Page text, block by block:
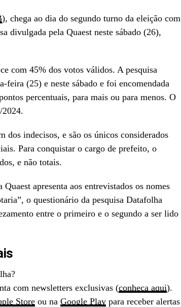
), chega ao dia do segundo turno da eleição com
divulgada pela Quaest neste sábado (26),
com 45% dos votos válidos. A pesquisa
feira (25) e neste sábado e foi encomendada
percentuais, para mais ou para menos. O
2024.
dos indecisos, e são os únicos considerados
Para conquistar o cargo de prefeito, o
e não totais.
apresenta aos entrevistados os nomes
o questionário da pesquisa Datafolha
entre o primeiro e o segundo a ser lido
com newsletters exclusivas (conheça aqui).
Store ou na Google Play para receber alertas